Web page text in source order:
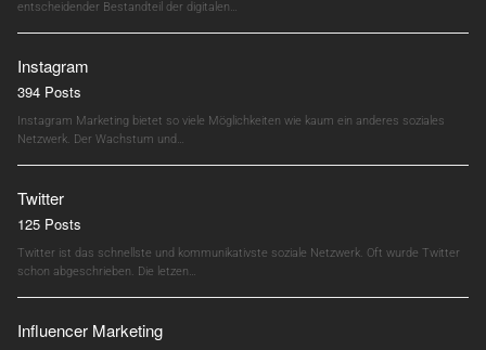
entscheidender Bestandteil der digitalen…
Instagram
394 Posts
Instagram Marketing bietet so viele Möglichkeiten wie kaum ein anderes soziales
Netzwerk. Der Wachstum und…
Twitter
125 Posts
Twitter ist das schnellste und kommunikativste soziale Netzwerk. Oft wurde Twitter
schon abgeschrieben. Die letzen…
Influencer Marketing